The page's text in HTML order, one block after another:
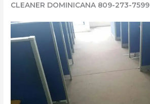
CLEANER DOMINICANA 809-273-7599